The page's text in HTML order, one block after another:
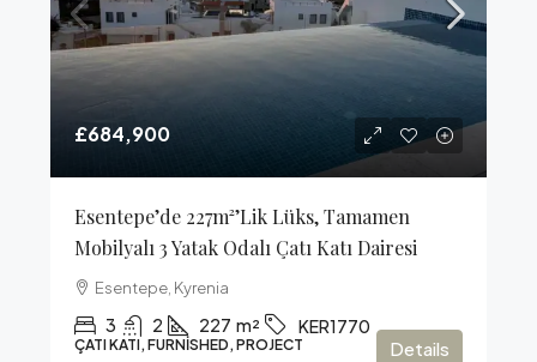
£684,900
Esentepe’de 227m²’lik Lüks, Tamamen
Mobilyalı 3 Yatak Odalı Çatı Katı Dairesi
Esentepe, Kyrenia
3 2 227 m² KER1770
ÇATI KATI, FURNISHED, PROJECT Details